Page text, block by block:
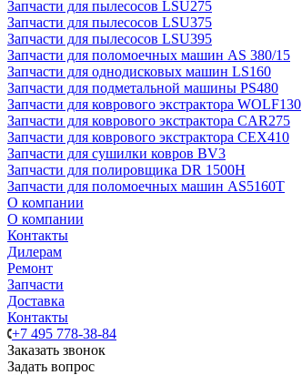
Запчасти для пылесосов LSU275
Запчасти для пылесосов LSU375
Запчасти для пылесосов LSU395
Запчасти для поломоечных машин AS 380/15
Запчасти для однодисковых машин LS160
Запчасти для подметальной машины PS480
Запчасти для коврового экстрактора WOLF130
Запчасти для коврового экстрактора CAR275
Запчасти для коврового экстрактора CEX410
Запчасти для сушилки ковров BV3
Запчасти для полировщика DR 1500H
Запчасти для поломоечных машин AS5160T
О компании
О компании
Контакты
Дилерам
Ремонт
Запчасти
Доставка
Контакты
+7 495 778-38-84
Заказать звонок
Задать вопрос